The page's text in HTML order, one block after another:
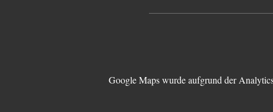
Google Maps wurde aufgrund der